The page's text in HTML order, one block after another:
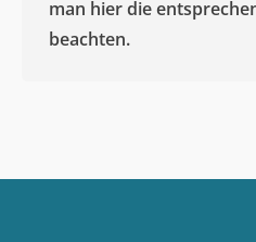
man hier die
beachten.